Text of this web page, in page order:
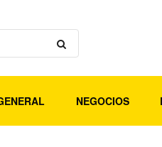
NEGOCIOS